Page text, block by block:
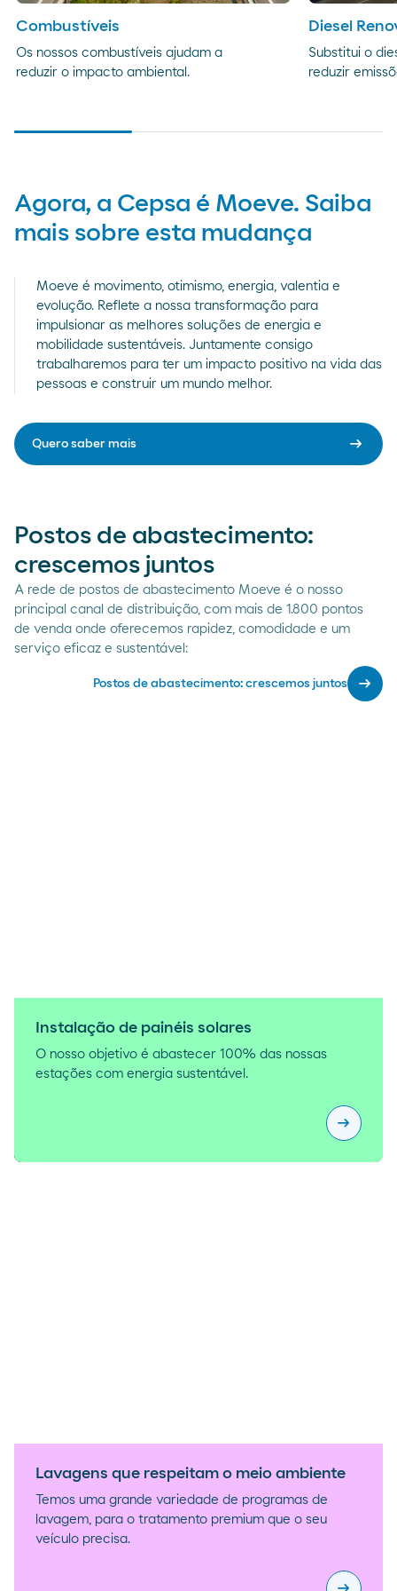
Combustíveis
Os nossos combustíveis ajudam a
reduzir o impacto ambiental.
Diesel
Substitui o
reduzir
Agora, a Cepsa é Moeve. Saiba
mais sobre esta mudança
Moeve é movimento, otimismo, energia, valentia e
evolução. Reflete a nossa transformação para
impulsionar as melhores soluções de energia e
mobilidade sustentáveis. Juntamente consigo
trabalharemos para ter um impacto positivo na vida das
pessoas e construir um mundo melhor.
Quero saber mais arrow_right_alt
Postos de abastecimento:
crescemos juntos
A rede de postos de abastecimento Moeve é o nosso
principal canal de distribuição, com mais de 1.800 pontos
de venda onde oferecemos rapidez, comodidade e um
serviço eficaz e sustentável:
Postos de abastecimento: crescemos juntos arrow_right_alt
Instalação de painéis solares
O nosso objetivo é abastecer 100% das nossas
estações com energia sustentável.
arrow_right_alt
Lavagens que respeitam o meio ambiente
Temos uma grande variedade de programas de
lavagem, para o tratamento premium que o seu
veículo precisa.